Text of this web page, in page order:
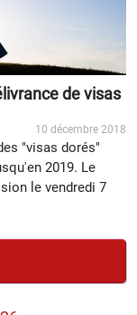
de visas
10 décembre 2018
"visas dorés"
2019. Le
le vendredi 7